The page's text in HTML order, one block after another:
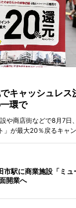
キャッシュレス
環で
や商店街などで8月7日
が最大20％戻るキャン
市駅に商業施設「ミ
開業へ